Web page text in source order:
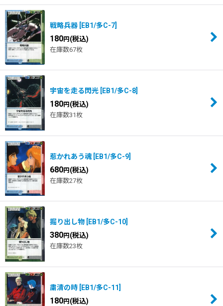
戦略兵器 EB1/多C-7
180円 (税込)
在庫数67枚
宇宙を走る閃光 EB1/多C-8
180円 (税込)
在庫数31枚
惹かれあう魂 EB1/多C-9
680円 (税込)
在庫数27枚
掘り出し物 EB1/多C-10
380円 (税込)
在庫数23枚
粛清の時 EB1/多C-11
180円 (税込)